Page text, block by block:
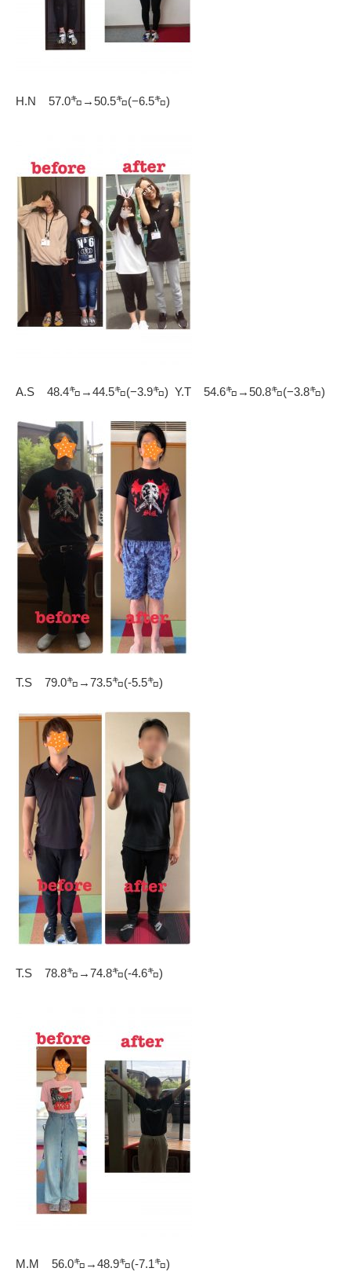
H.N 57.0㌔→50.5㌔(−6.5㌔)
A.S 48.4㌔→44.5㌔(−3.9㌔) Y.T 54.6㌔→50.8㌔(−3.8㌔)
T.S 79.0㌔→73.5㌔(-5.5㌔)
T.S 78.8㌔→74.8㌔(-4.6㌔)
M.M 56.0㌔→48.9㌔(-7.1㌔)